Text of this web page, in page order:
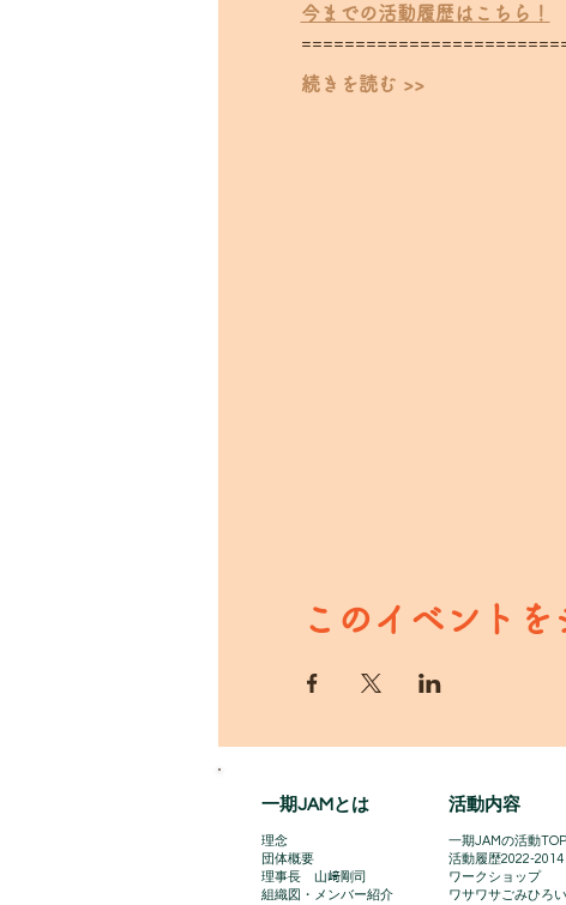
今までの活動履歴はこちら！
続きを読む >>
このイベントを
一期JAMとは 活動内容
理念
団体概要
理事長 山﨑剛司
組織図・メンバー紹介
一期JAMの活動TOP
​活動履歴2022-2014
ワークショップ
ワサワサごみひろい